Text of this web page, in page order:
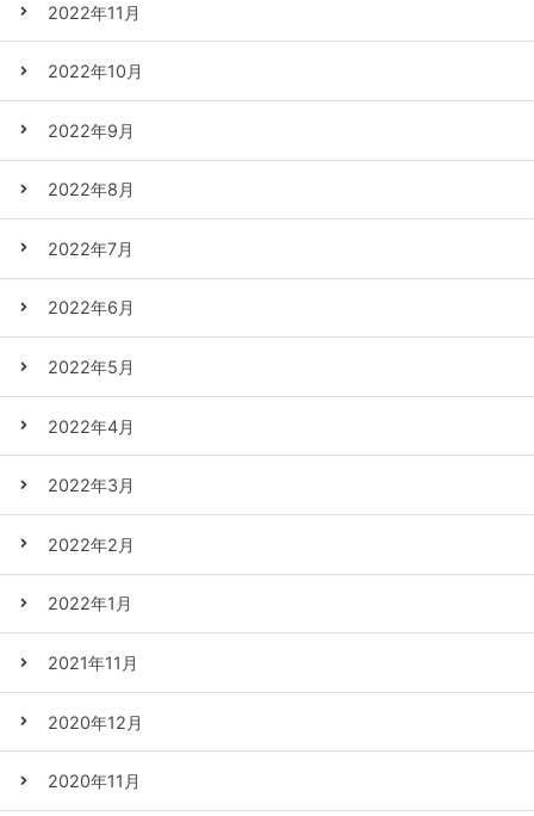
2022年11月
2022年10月
2022年9月
2022年8月
2022年7月
2022年6月
2022年5月
2022年4月
2022年3月
2022年2月
2022年1月
2021年11月
2020年12月
2020年11月